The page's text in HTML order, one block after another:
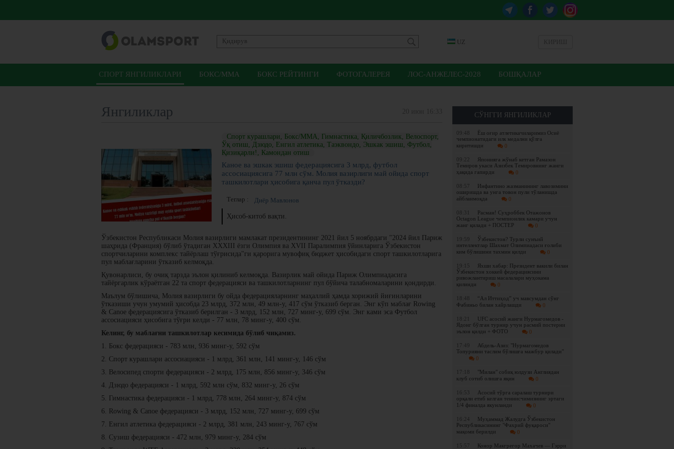
UZ
СПОРТ ЯНГИЛИКЛАРИ БОКС/ММА БОКС РЕЙТИНГИ ФОТОГАЛЕРЕЯ ЛОС-АНЖЕЛЕС-2028 БОШҚАЛАР
СЎНГГИ ЯНГИЛИКЛАР
09:48
Ёш оғир атлетикачиларимиз Осиё
чемпионатидаги илк медални қўлга
киритишди
0
09:22
Японияга жўнаб кетган Рамазон
Темиров укаси Азизбек Темировнинг жанги
ҳақида гапирди
0
08:57
Инфантино жазманининг лавозимини
оширишда ва унга товон пули тўланишда
айбланмоқда
0
08:31
Расман! Суҳроббек Отажонов
Octagon League чемпионлик камари учун
жанг қилади + ПОСТЕР
0
19:59
Ўзбекистон? Турли сунъий
интеллектлар Шахмат Олимпиадаси ғолиби
ким бўлишини тахмин қилди
0
19:15
Яхши хабар: Президент вакили билан
Ўзбекистон хоккей федерациясини
ривожлантириш масалалари муҳокама
қилинди
0
18:48
“Ал Иттиҳод” уч мавсумдан сўнг
Фабиньо билан хайрлашди
0
18:21
UFC асосий жанги Нурмагомедов -
Ядонг бўлган турнир учун расмий постерни
эълон қилди + ФОТО
0
17:49
Абдель-Азиз: "Нурмагомедов
Топурияни таслим бўлишга мажбур қилади"
0
17:18
"Милан" собиқ юлдузи Англиядан
клуб сотиб олишга яқин
0
16:53
Асосий тўрга саралаш турнири
орқали етиб келган теннисчимизнинг эртаги
1/4 финалда якунланди
0
16:24
Муҳаммад Жалудга Ўзбекистон
Республикасининг "Фахрий фуқароси"
мақоми берилди
0
15:57
Конор Макгрегор Махачев — Гэрри
Янгиликлар
Спорт курашлари, Бокс/ММА, Гимнастика, Қиличбозлик, Велоспорт,
Ўқ отиш, Дзюдо, Енгил атлетика, Таэквондо, Эшкак эшиш, Футбол,
Қизиқарли!, Камондан отиш
Каное ва эшкак эшиш федерациясига 3 млрд, футбол
ассосиациясига 77 млн сўм. Молия вазирлиги май ойида спорт
ташкилотлари ҳисобига қанча пул ўтказди?
Теглар : Диёр Мавлонов
Ҳисоб-китоб вақти.
Ўзбекистон Республикаси Молия вазирлиги мамлакат президентининг 2021 йил 5 ноябрдаги "2024 йил Париж
шаҳрида (Франция) бўлиб ўтадиган XXXIII ёзги Олимпия ва XVII Паралимпия ўйинларига Ўзбекистон
спортчиларини комплекс тайёрлаш тўғрисида"ги қарорига мувофиқ бюджет ҳисобидаги спорт ташкилотларига
пул маблағларини ўтказиб келмоқда.
Қувонарлиси, бу очиқ тарзда эълон қилиниб келмоқда. Вазирлик май ойида Париж Олимпиадасига
тайёргарлик кўраётган 22 та спорт федерацияси ва ташкилотларнинг пул бўйича талабномаларини қондирди.
Маълум бўлишича, Молия вазирлиги бу ойда федерацияларнинг маҳаллий ҳамда хорижий йиғинларини
ўтказиши учун умумий ҳисобда 23 млрд, 372 млн, 49 млн-у, 417 сўм ўтказиб берган. Энг кўп маблағ Rowing
& Canoe федерациясига ўтказиб берилган - 3 млрд, 152 млн, 727 минг-у, 699 сўм. Энг ками эса Футбол
ассосиацияси ҳисобига тўғри келди - 77 млн, 78 минг-у, 400 сўм.
Келинг, бу маблағни ташкилотлар кесимида бўлиб чиқамиз.
1. Бокс федерацияси - 783 млн, 936 минг-у, 592 сўм
2. Спорт курашлари ассосиацияси - 1 млрд, 361 млн, 141 минг-у, 146 сўм
3. Велосипед спорти федерацияси - 2 млрд, 175 млн, 856 минг-у, 346 сўм
4. Дзюдо федерацияси - 1 млрд, 592 млн сўм, 832 минг-у, 26 сўм
5. Гимнастика федерацияси - 1 млрд, 778 млн, 264 минг-у, 874 сўм
6. Rowing & Canoe федерацияси - 3 млрд, 152 млн, 727 минг-у, 699 сўм
7. Енгил атлетика федерацияси - 2 млрд, 381 млн, 243 минг-у, 767 сўм
8. Сузиш федерацияси - 472 млн, 979 минг-у, 284 сўм